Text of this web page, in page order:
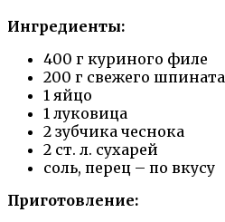
Ингредиенты:
400 г куриного филе
200 г свежего шпината
1 яйцо
1 луковица
2 зубчика чеснока
2 ст. л. сухарей
соль, перец – по вкусу
Приготовление: